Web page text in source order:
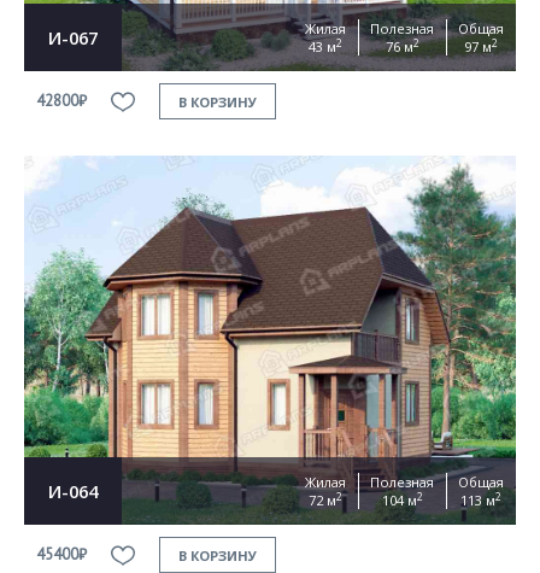
И-067
Жилая
43 м2
Полезная
76 м2
Общая
97 м2
42800₽ В КОРЗИНУ
И-064
Жилая
72 м2
Полезная
104 м2
Общая
113 м2
45400₽ В КОРЗИНУ